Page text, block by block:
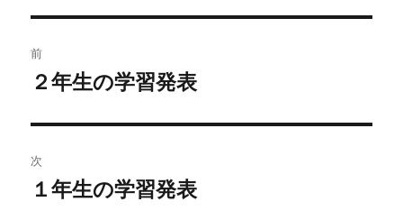
稿
ビ
ゲ
前
前
投
稿:
２年生の学習発表
次
次
１年生の学習発表